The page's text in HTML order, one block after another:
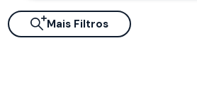
Mais Filtros